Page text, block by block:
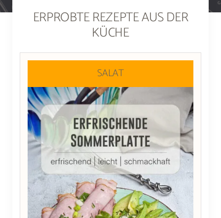
Galerie
Rezept senden
ERPROBTE REZEPTE AUS DER
KÜCHE
SALAT